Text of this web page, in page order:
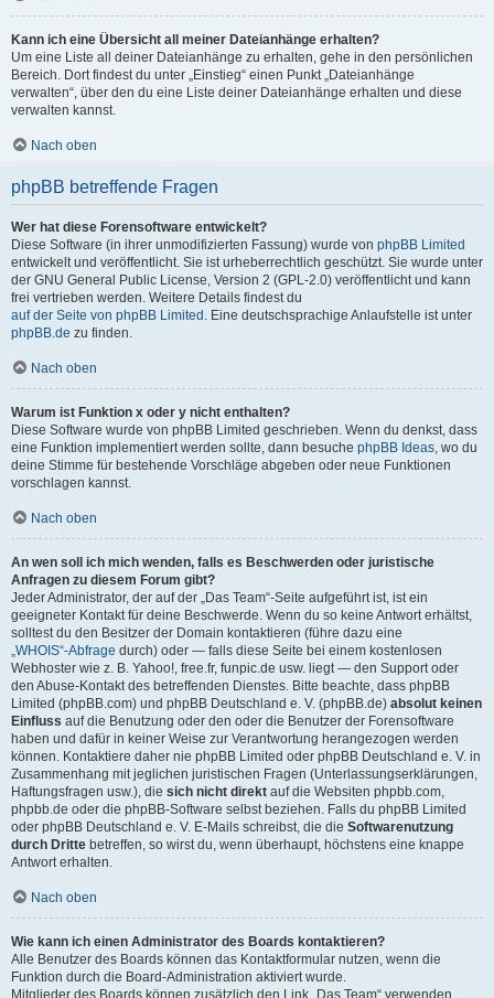
Kann ich eine Übersicht all meiner Dateianhänge erhalten?
Um eine Liste all deiner Dateianhänge zu erhalten, gehe in den persönlichen
Bereich. Dort findest du unter „Einstieg“ einen Punkt „Dateianhänge
verwalten“, über den du eine Liste deiner Dateianhänge erhalten und diese
verwalten kannst.
Nach oben
phpBB betreffende Fragen
Wer hat diese Forensoftware entwickelt?
Diese Software (in ihrer unmodifizierten Fassung) wurde von phpBB Limited
entwickelt und veröffentlicht. Sie ist urheberrechtlich geschützt. Sie wurde unter
der GNU General Public License, Version 2 (GPL-2.0) veröffentlicht und kann
frei vertrieben werden. Weitere Details findest du
auf der Seite von phpBB Limited . Eine deutschsprachige Anlaufstelle ist unter
phpBB.de zu finden.
Nach oben
Warum ist Funktion x oder y nicht enthalten?
Diese Software wurde von phpBB Limited geschrieben. Wenn du denkst, dass
eine Funktion implementiert werden sollte, dann besuche phpBB Ideas, wo du
deine Stimme für bestehende Vorschläge abgeben oder neue Funktionen
vorschlagen kannst.
Nach oben
An wen soll ich mich wenden, falls es Beschwerden oder juristische
Anfragen zu diesem Forum gibt?
Jeder Administrator, der auf der „Das Team“-Seite aufgeführt ist, ist ein
geeigneter Kontakt für deine Beschwerde. Wenn du so keine Antwort erhältst,
solltest du den Besitzer der Domain kontaktieren (führe dazu eine
„WHOIS“-Abfrage durch) oder — falls diese Seite bei einem kostenlosen
Webhoster wie z. B. Yahoo!, free.fr, funpic.de usw. liegt — den Support oder
den Abuse-Kontakt des betreffenden Dienstes. Bitte beachte, dass phpBB
Limited (phpBB.com) und phpBB Deutschland e. V. (phpBB.de) absolut keinen
Einfluss auf die Benutzung oder den oder die Benutzer der Forensoftware
haben und dafür in keiner Weise zur Verantwortung herangezogen werden
können. Kontaktiere daher nie phpBB Limited oder phpBB Deutschland e. V. in
Zusammenhang mit jeglichen juristischen Fragen (Unterlassungserklärungen,
Haftungsfragen usw.), die sich nicht direkt auf die Websiten phpbb.com,
phpbb.de oder die phpBB-Software selbst beziehen. Falls du phpBB Limited
oder phpBB Deutschland e. V. E-Mails schreibst, die die Softwarenutzung
durch Dritte betreffen, so wirst du, wenn überhaupt, höchstens eine knappe
Antwort erhalten.
Nach oben
Wie kann ich einen Administrator des Boards kontaktieren?
Alle Benutzer des Boards können das Kontaktformular nutzen, wenn die
Funktion durch die Board-Administration aktiviert wurde.
Mitglieder des Boards können zusätzlich den Link „Das Team“ verwenden.